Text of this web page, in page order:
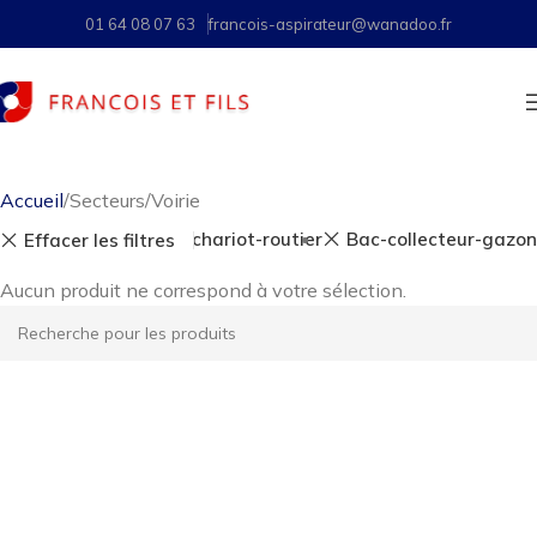
01 64 08 07 63 francois-aspirateur@wanadoo.fr
Accueil Secteurs Voirie
Effacer les filtres
Aspirateur-chariot-routier Bac-collecteur-gazon
Aucun produit ne correspond à votre sélection.